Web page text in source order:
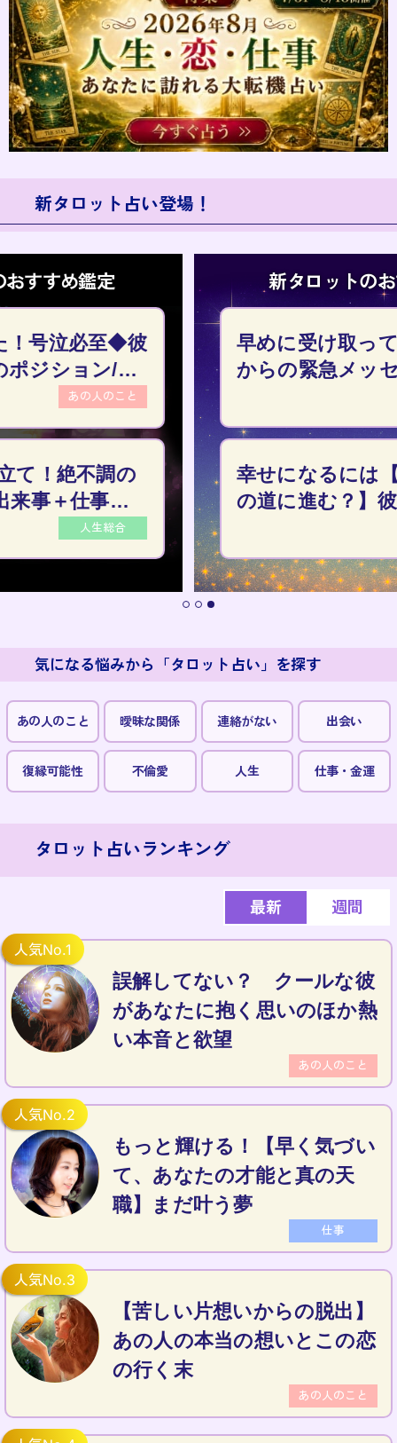
新タロット占い登場！
新タロットのおすすめ鑑定
早めに受け取って。会えぬ彼
からの緊急メッセージ/伝えた
い現状/本音
幸せになるには【愛貫くor別
の道に進む？】彼の望み～リ
アルな恋結末
気になる悩みから「タロット占い」を探す
あの人のこと 曖昧な関係 連絡がない 出会い
復縁可能性 不倫愛 人生 仕事・金運
タロット占いランキング
最新 週間
あの人のこと
誤解してない？ クールな彼
があなたに抱く思いのほか熱
い本音と欲望
仕事
もっと輝ける！【早く気づい
て、あなたの才能と真の天
職】まだ叶う夢
あの人のこと
【苦しい片想いからの脱出】
あの人の本当の想いとこの恋
の行く末